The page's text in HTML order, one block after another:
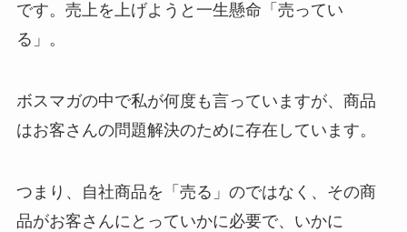
です。売上を上げようと一生懸命「売ってい
る」。
ボスマガの中で私が何度も言っていますが、商品
はお客さんの問題解決のために存在しています。
つまり、自社商品を「売る」のではなく、その商
品がお客さんにとっていかに必要で、いかに